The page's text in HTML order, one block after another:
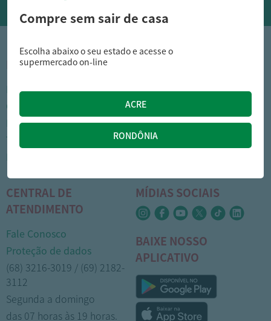
INSTITUCIONAL
Nossas lojas
Cartão Arasuper
Leve mais
Trabalhe Conosco
Como comprar
Opções de entrega
Privacidade
Trocas e devoluções
CENTRAL DE
ATENDIMENTO
Fale Conosco
Proteção de dados
(68) 3216-3019 / (69) 2182-
3112
Segunda a domingo
das 07 horas às 19 horas.
MÍDIAS SOCIAIS
BAIXE NOSSO
APLICATIVO
Compre sem sair de casa
Escolha abaixo o seu estado e acesse o
supermercado on-line